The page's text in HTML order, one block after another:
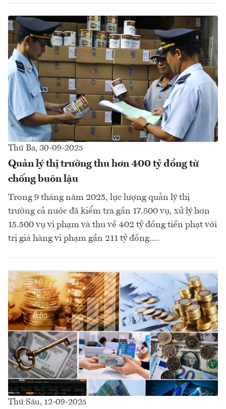
Thứ Ba, 30-09-2025
Quản lý thị trường thu hơn 400 tỷ đồng từ
chống buôn lậu
Trong 9 tháng năm 2025, lực lượng quản lý thị
trường cả nước đã kiểm tra gần 17.800 vụ, xử lý hơn
15.500 vụ vi phạm và thu về 402 tỷ đồng tiền phạt với
trị giá hàng vi phạm gần 211 tỷ đồng.…
Thứ Sáu, 12-09-2025